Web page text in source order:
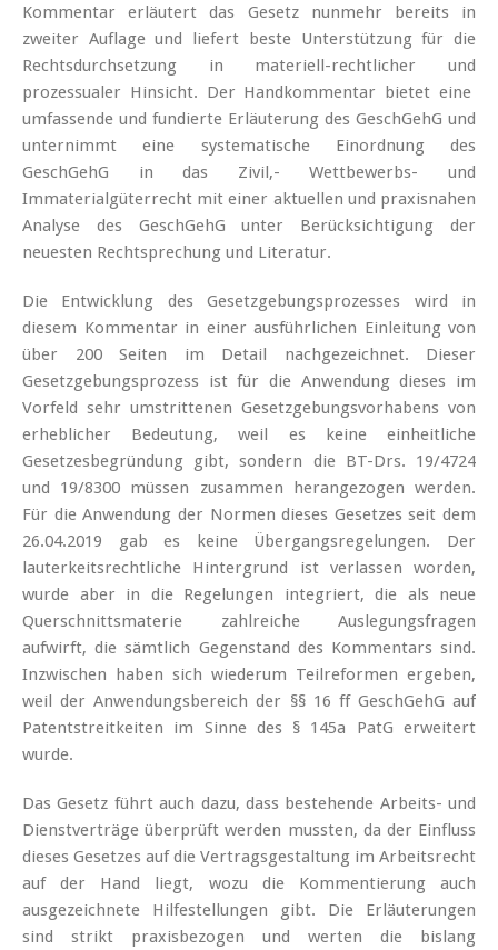
Kommentar erläutert das Gesetz nunmehr bereits in
zweiter Auflage und liefert beste Unterstützung für die
Rechtsdurchsetzung in materiell-rechtlicher und
prozessualer Hinsicht. Der Handkommentar bietet eine
umfassende und fundierte Erläuterung des GeschGehG und
unternimmt eine systematische Einordnung des
GeschGehG in das Zivil,- Wettbewerbs- und
Immaterialgüterrecht mit einer aktuellen und praxisnahen
Analyse des GeschGehG unter Berücksichtigung der
neuesten Rechtsprechung und Literatur.
Die Entwicklung des Gesetzgebungsprozesses wird in
diesem Kommentar in einer ausführlichen Einleitung von
über 200 Seiten im Detail nachgezeichnet. Dieser
Gesetzgebungsprozess ist für die Anwendung dieses im
Vorfeld sehr umstrittenen Gesetzgebungsvorhabens von
erheblicher Bedeutung, weil es keine einheitliche
Gesetzesbegründung gibt, sondern die BT-Drs. 19/4724
und 19/8300 müssen zusammen herangezogen werden.
Für die Anwendung der Normen dieses Gesetzes seit dem
26.04.2019 gab es keine Übergangsregelungen. Der
lauterkeitsrechtliche Hintergrund ist verlassen worden,
wurde aber in die Regelungen integriert, die als neue
Querschnittsmaterie zahlreiche Auslegungsfragen
aufwirft, die sämtlich Gegenstand des Kommentars sind.
Inzwischen haben sich wiederum Teilreformen ergeben,
weil der Anwendungsbereich der §§ 16 ff GeschGehG auf
Patentstreitkeiten im Sinne des § 145a PatG erweitert
wurde.
Das Gesetz führt auch dazu, dass bestehende Arbeits- und
Dienstverträge überprüft werden mussten, da der Einfluss
dieses Gesetzes auf die Vertragsgestaltung im Arbeitsrecht
auf der Hand liegt, wozu die Kommentierung auch
ausgezeichnete Hilfestellungen gibt. Die Erläuterungen
sind strikt praxisbezogen und werten die bislang